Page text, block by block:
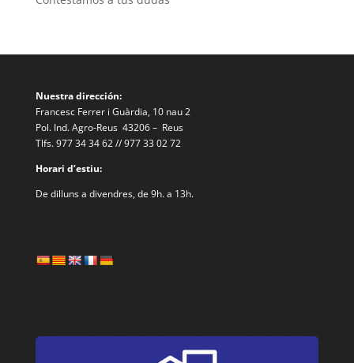
Nuestra dirección:
Francesc Ferrer i Guàrdia, 10 nau 2
Pol. Ind. Agro-Reus 43206 – Reus
Tlfs. 977 34 34 62 // 977 33 02 72
Horari d’estiu:
De dilluns a divendres, de 9h. a 13h.